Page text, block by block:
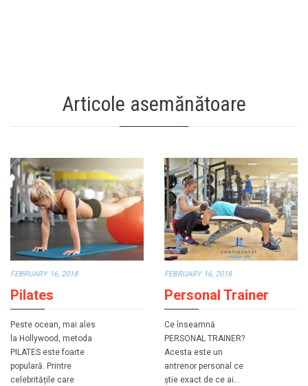
Articole asemănătoare
FEBRUARY 16, 2018
Pilates
Peste ocean, mai ales
la Hollywood, metoda
PILATES este foarte
populară. Printre
celebritățile care
FEBRUARY 16, 2018
Personal Trainer
Ce înseamnă
PERSONAL TRAINER?
Acesta este un
antrenor personal ce
știe exact de ce ai…